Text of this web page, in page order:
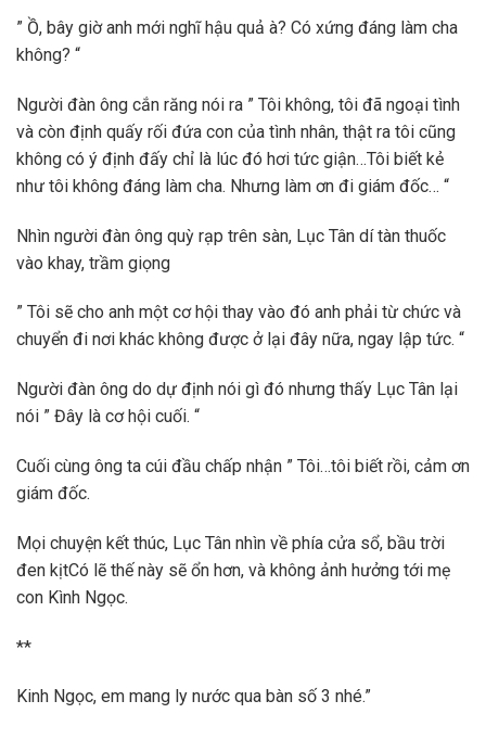
” Ồ, bây giờ anh mới nghĩ hậu quả à? Có xứng đáng làm cha
không? “
Người đàn ông cắn răng nói ra ” Tôi không, tôi đã ngoại tình
và còn định quấy rối đứa con của tình nhân, thật ra tôi cũng
không có ý định đấy chỉ là lúc đó hơi tức giận…Tôi biết kẻ
như tôi không đáng làm cha. Nhưng làm ơn đi giám đốc… “
Nhìn người đàn ông quỳ rạp trên sàn, Lục Tân dí tàn thuốc
vào khay, trầm giọng
” Tôi sẽ cho anh một cơ hội thay vào đó anh phải từ chức và
chuyển đi nơi khác không được ở lại đây nữa, ngay lập tức. “
Người đàn ông do dự định nói gì đó nhưng thấy Lục Tân lại
nói ” Đây là cơ hội cuối. “
Cuối cùng ông ta cúi đầu chấp nhận ” Tôi…tôi biết rồi, cảm ơn
giám đốc.
Mọi chuyện kết thúc, Lục Tân nhìn về phía cửa sổ, bầu trời
đen kịtCó lẽ thế này sẽ ổn hơn, và không ảnh hưởng tới mẹ
con Kình Ngọc.
**
Kinh Ngọc, em mang ly nước qua bàn số 3 nhé.”